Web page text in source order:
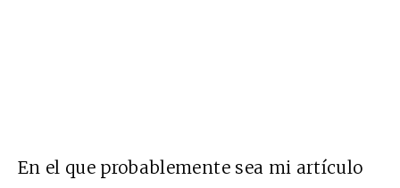
En el que probablemente sea mi artículo